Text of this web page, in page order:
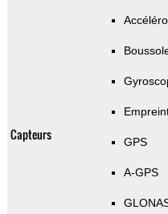
Capteurs GPS
A-GPS